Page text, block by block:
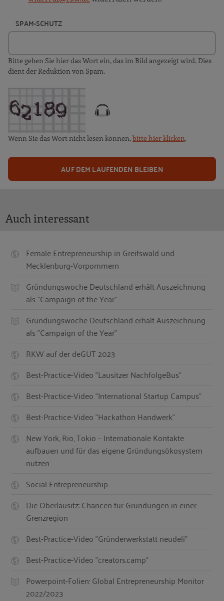
SPAM-SCHUTZ
Bitte geben Sie hier das Wort ein, das im Bild angezeigt wird. Dies
dient der Reduktion von Spam.
Wenn Sie das Wort nicht lesen können,bitte hier klicken.
AUF DEM LAUFENDEN BLEIBEN
Auch interessant
Female Entrepreneurship in Greifswald und
Mecklenburg-Vorpommern
Gründungswoche Deutschland erhält Auszeichnung
als "Campaign of the Year"
Gründungswoche Deutschland erhält Auszeichnung
als "Campaign of the Year"
RKW auf der deGUT 2023
Best-Practice-Video "Lausitzer NachfolgeBus"
Best-Practice-Video "International Startup Campus"
Best-Practice-Video "Hackathon Handwerk"
New York, Rio, Tokio – Internationale Kontakte
aufbauen und für das eigene Gründungsökosystem
nutzen
Social Entrepreneurship
Die Oberlausitz: Chancen für Gründungen in einer
Grenzregion
Best-Practice-Video "Gründerwerkstatt neudeli"
Best-Practice-Video "creators.camp"
Powerpoint-Folien: Global Entrepreneurship Monitor
2022/2023